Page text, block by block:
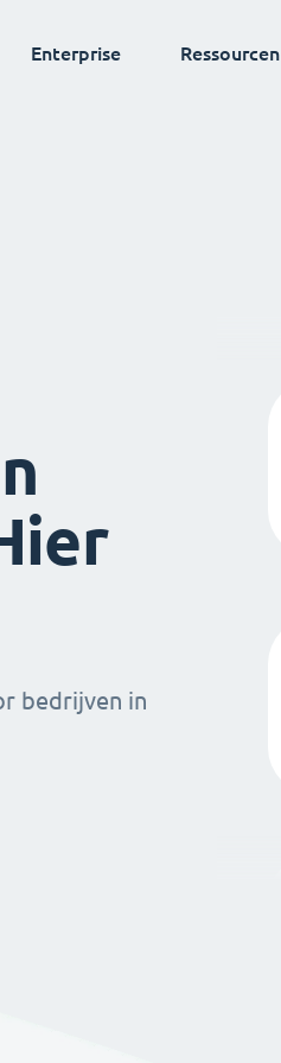
Enterprise Ressourcen
bedrijven in